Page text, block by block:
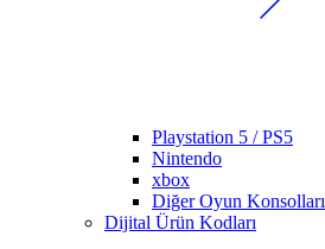
Playstation 5 / PS5
Nintendo
xbox
Diğer Oyun Konsolları
Dijital Ürün Kodları